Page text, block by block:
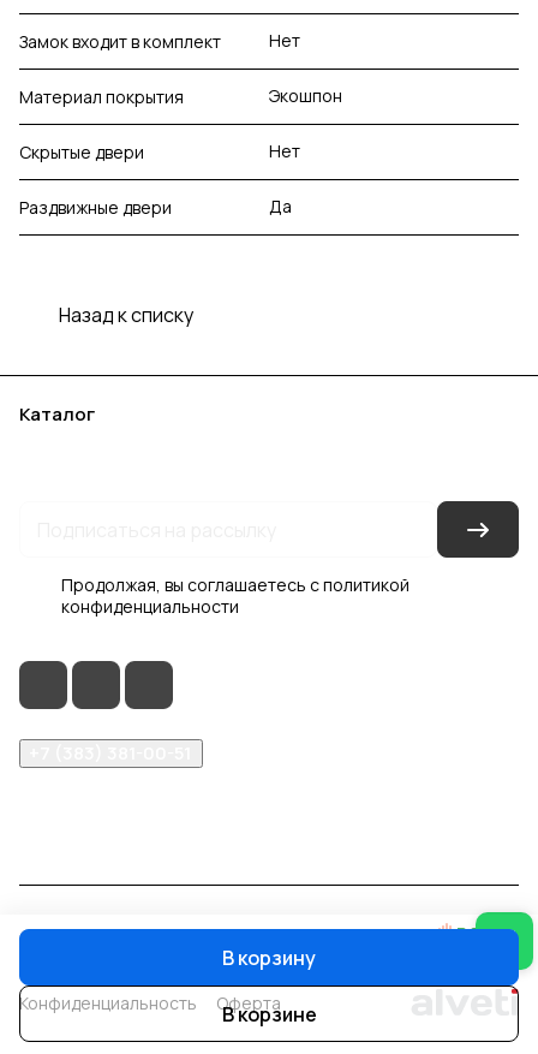
В корзину
В корзине
Замок входит в комплект Нет
Материал покрытия Экошпон
Скрытые двери Нет
Раздвижные двери Да
Назад к списку
Каталог
Продолжая, вы соглашаетесь сполитикой
конфиденциальности
© 2026 Интер-Двери
Конфиденциальность Оферта